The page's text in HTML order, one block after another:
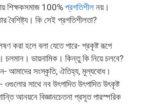
শিক্ষকসমাজ 100% প্রগতিশীল নয়।
বৈশিষ্ট্য। কি সেই প্রগতিশীলতা?
করা হলে বলা যেতে পারে- প্রকৃষ্ট রূপে
চলমান। ডায়নামিক। কিন্তু কি নিয়ে চলবে?
আমাদের সংস্কৃতি, ঐতিহ্য, মূল্যবোধ।
সাথে নব উৎপাদিত উৎপাদিত উৎকৃষ্ট
আনয়নে বিজ্ঞানচেতনা প্রসূত পারস্পরিক